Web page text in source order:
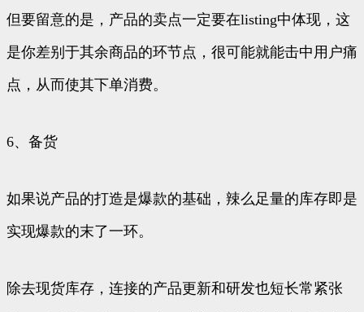
但要留意的是，产品的卖点一定要在listing中体现，这
是你差别于其余商品的环节点，很可能就能击中用户痛
点，从而使其下单消费。
6、备货
如果说产品的打造是爆款的基础，辣么足量的库存即是
实现爆款的末了一环。
除去现货库存，连接的产品更新和研发也短长常紧张